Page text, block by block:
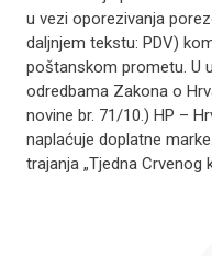
u vezi oporezivanja
daljnjem tekstu: PDV)
poštanskom prometu. U
odredbama Zakona o
novine br. 71/10.) HP –
naplaćuje doplatne
trajanja „Tjedna Crvenog